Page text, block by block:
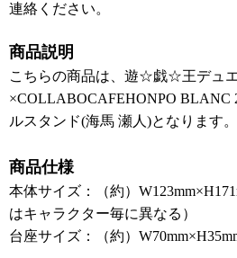
連絡ください。
商品説明
こちらの商品は、遊☆戯☆王デュ
×COLLABOCAFEHONPO BLANC
ルスタンド(海馬 瀬人)となります。
商品仕様
本体サイズ：（約）
はキャラクター毎に異なる）
台座サイズ：（約）